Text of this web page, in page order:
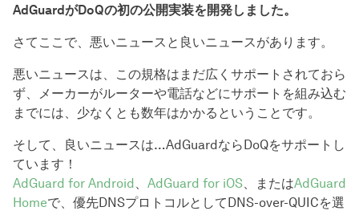
AdGuardがDoQの初の公開実装を開発しました。
さてここで、悪いニュースと良いニュースがあります。
悪いニュースは、この規格はまだ広くサポートされておら
ず、メーカーがルーターや電話などにサポートを組み込む
までには、少なくとも数年はかかるということです。
そして、良いニュースは…AdGuardならDoQをサポートし
ています！
AdGuard for Android
AdGuard for iOS 、またはAdGuard
Homeで、優先DNSプロトコルとしてDNS-over-QUICを選